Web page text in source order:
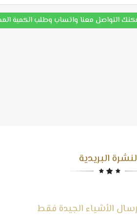
التواصل معنا واتساب وطلب الكمية
البريدية
الأشياء الجيدة فقط